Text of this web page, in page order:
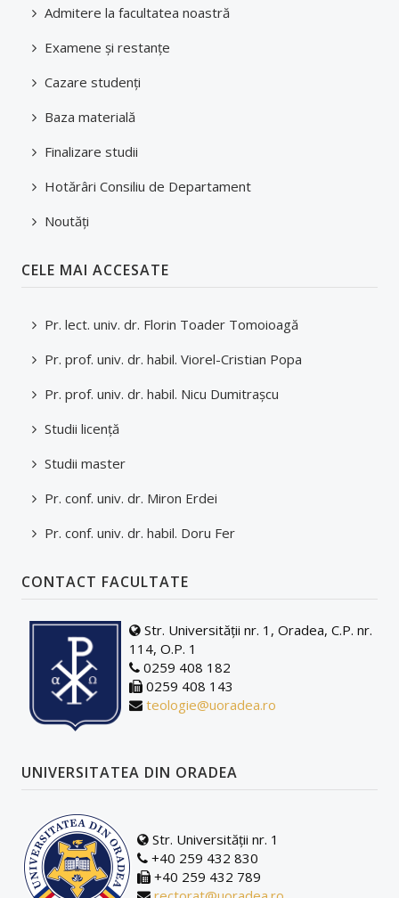
Transport
Structură an universitar
Asociații studențești și voluntariat
Alumni
Programul Euro 200
Practică
Facilități studenți
ADMITERE
Admitere la facultatea noastră
Examene şi restanţe
Cazare studenți
Baza materială
Finalizare studii
Hotărâri Consiliu de Departament
Noutăți
CELE MAI ACCESATE
Pr. lect. univ. dr. Florin Toader Tomoioagă
Pr. prof. univ. dr. habil. Viorel-Cristian Popa
Pr. prof. univ. dr. habil. Nicu Dumitraşcu
Studii licenţă
Studii master
Pr. conf. univ. dr. Miron Erdei
Pr. conf. univ. dr. habil. Doru Fer
CONTACT FACULTATE
Str. Universității nr. 1, Oradea, C.P. nr.
114, O.P. 1
0259 408 182
0259 408 143
teologie@uoradea.ro
UNIVERSITATEA DIN ORADEA
Str. Universității nr. 1
+40 259 432 830
+40 259 432 789